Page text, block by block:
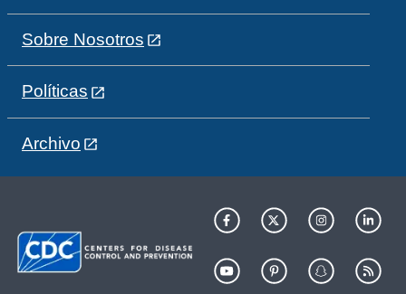
Sobre Nosotros
Políticas
Archivo